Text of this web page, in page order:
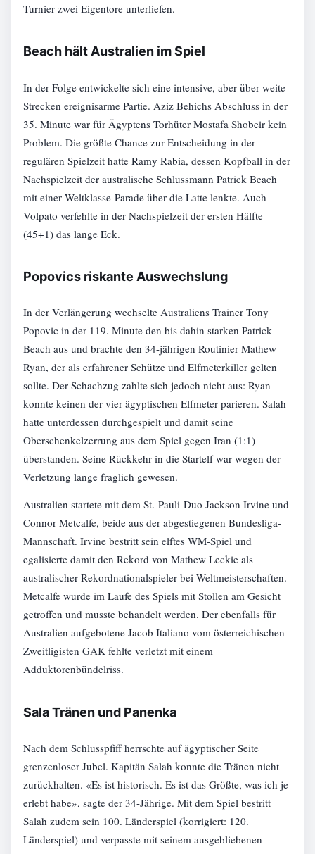
Turnier zwei Eigentore unterliefen.
Beach hält Australien im Spiel
In der Folge entwickelte sich eine intensive, aber über weite
Strecken ereignisarme Partie. Aziz Behichs Abschluss in der
35. Minute war für Ägyptens Torhüter Mostafa Shobeir kein
Problem. Die größte Chance zur Entscheidung in der
regulären Spielzeit hatte Ramy Rabia, dessen Kopfball in der
Nachspielzeit der australische Schlussmann Patrick Beach
mit einer Weltklasse-Parade über die Latte lenkte. Auch
Volpato verfehlte in der Nachspielzeit der ersten Hälfte
(45+1) das lange Eck.
Popovics riskante Auswechslung
In der Verlängerung wechselte Australiens Trainer Tony
Popovic in der 119. Minute den bis dahin starken Patrick
Beach aus und brachte den 34-jährigen Routinier Mathew
Ryan, der als erfahrener Schütze und Elfmeterkiller gelten
sollte. Der Schachzug zahlte sich jedoch nicht aus: Ryan
konnte keinen der vier ägyptischen Elfmeter parieren. Salah
hatte unterdessen durchgespielt und damit seine
Oberschenkelzerrung aus dem Spiel gegen Iran (1:1)
überstanden. Seine Rückkehr in die Startelf war wegen der
Verletzung lange fraglich gewesen.
Australien startete mit dem St.-Pauli-Duo Jackson Irvine und
Connor Metcalfe, beide aus der abgestiegenen Bundesliga-
Mannschaft. Irvine bestritt sein elftes WM-Spiel und
egalisierte damit den Rekord von Mathew Leckie als
australischer Rekordnationalspieler bei Weltmeisterschaften.
Metcalfe wurde im Laufe des Spiels mit Stollen am Gesicht
getroffen und musste behandelt werden. Der ebenfalls für
Australien aufgebotene Jacob Italiano vom österreichischen
Zweitligisten GAK fehlte verletzt mit einem
Adduktorenbündelriss.
Sala Tränen und Panenka
Nach dem Schlusspfiff herrschte auf ägyptischer Seite
grenzenloser Jubel. Kapitän Salah konnte die Tränen nicht
zurückhalten. «Es ist historisch. Es ist das Größte, was ich je
erlebt habe», sagte der 34-Jährige. Mit dem Spiel bestritt
Salah zudem sein 100. Länderspiel (korrigiert: 120.
Länderspiel) und verpasste mit seinem ausgebliebenen